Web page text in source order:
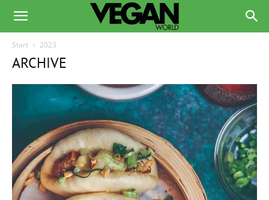
Start 2023
ARCHIVE